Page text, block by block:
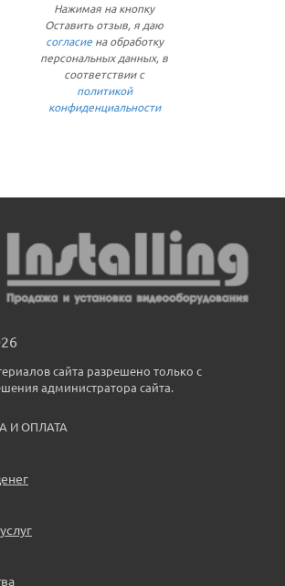
Нажимая на кнопку
Оставить отзыв, я даю
согласиена обработку
персональных данных, в
соответствии с
политикой
конфиденциальности
сайта разрешено только с
администратора сайта.
И ОПЛАТА